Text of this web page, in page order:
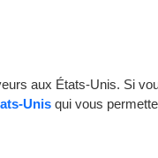
aux États-Unis. Si
Unisqui vous